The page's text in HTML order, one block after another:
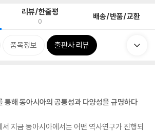
리뷰/한줄평
0 배송/반품/교환
품목정보 출판사 리뷰
통해 동아시아의 공통성과 다양성을 규명하다
지금 동아시아에서는 어떤 역사연구가 진행되